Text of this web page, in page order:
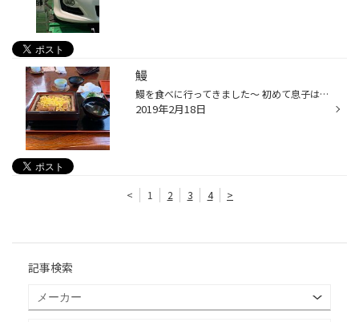
鰻
鰻を食べに行ってきました〜 初めて息子は鰻を食べたんですけど 自分の分を食べてママの分も奪い取って 食べてました〜^ ^笑 また連れて行ってあげたいと思います(^^)
2019年2月18日
< 1 2 3 4 >
記事検索